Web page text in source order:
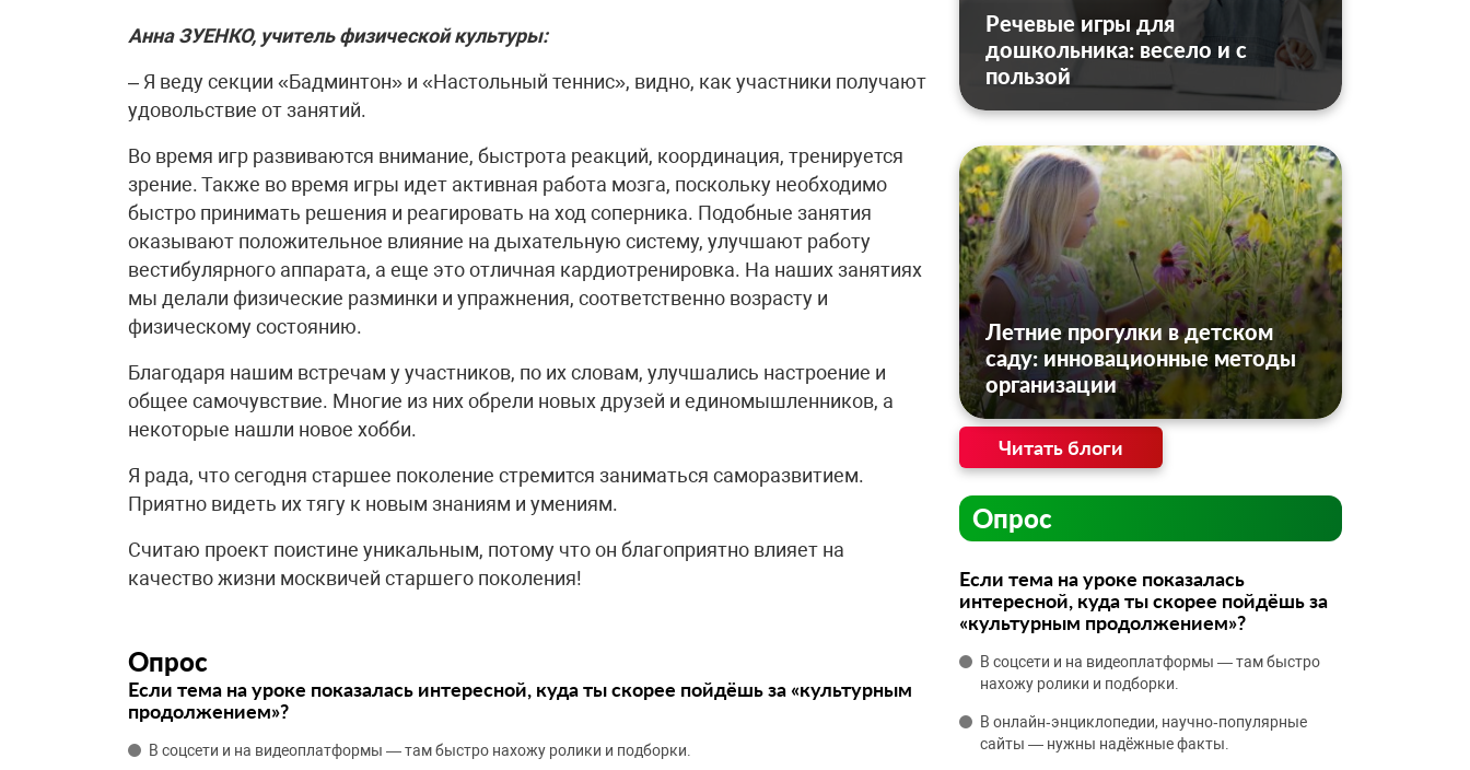
Анна ЗУЕНКО, учитель физической культуры:
– Я веду секции «Бадминтон» и «Настольный теннис», видно, как участники получают
удовольствие от занятий.
Во время игр развиваются внимание, быстрота реакций, координация, тренируется
зрение. Также во время игры идет активная работа мозга, поскольку необходимо
быстро принимать решения и реагировать на ход соперника. Подобные занятия
оказывают положительное влияние на дыхательную систему, улучшают работу
вестибулярного аппарата, а еще это отличная кардиотренировка. На наших занятиях
мы делали физические разминки и упражнения, соответственно возрасту и
физическому состоянию.
Благодаря нашим встречам у участников, по их словам, улучшались настроение и
общее самочувствие. Многие из них обрели новых друзей и единомышленников, а
некоторые нашли новое хобби.
Я рада, что сегодня старшее поколение стремится заниматься саморазвитием.
Приятно видеть их тягу к новым знаниям и умениям.
Считаю проект поистине уникальным, потому что он благоприятно влияет на
качество жизни москвичей старшего поколения!
Опрос
Если тема на уроке показалась интересной, куда ты скорее пойдёшь за «культурным
продолжением»?
В соцсети и на видеоплатформы — там быстро нахожу ролики и подборки.
Речевые игры для
дошкольника: весело и с
пользой
Летние прогулки в детском
саду: инновационные методы
организации
Читать блоги
Опрос
Если тема на уроке показалась
интересной, куда ты скорее пойдёшь за
«культурным продолжением»?
В соцсети и на видеоплатформы — там быстро
нахожу ролики и подборки.
В онлайн‑энциклопедии, научно‑популярные
сайты — нужны надёжные факты.